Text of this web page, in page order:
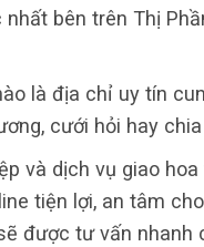
bên trên Thị
là địa chỉ uy tín
cưới hỏi hay
và dịch vụ giao
tiện lợi, an tâm
được tư vấn nhanh